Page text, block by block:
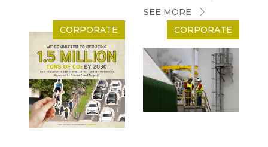
SEE MORE
CORPORATE
CORPORATE